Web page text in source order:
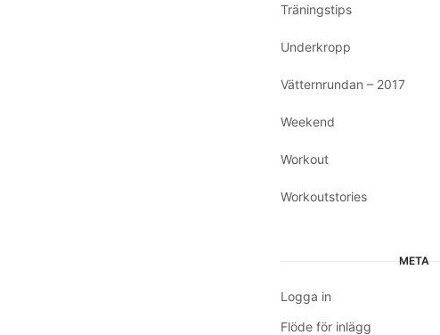
Träningstips
Underkropp
Vätternrundan – 2017
Weekend
Workout
Workoutstories
META
Logga in
Flöde för inlägg